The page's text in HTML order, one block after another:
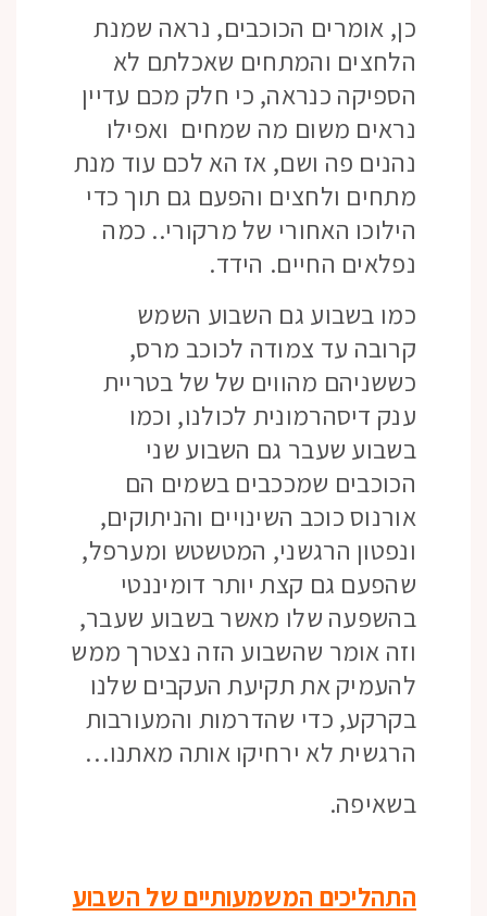
כן, אומרים הכוכבים, נראה שמנת
הלחצים והמתחים שאכלתם לא
הספיקה כנראה, כי חלק מכם עדיין
נראים משום מה שמחים ואפילו
נהנים פה ושם, אז הא לכם עוד מנת
מתחים ולחצים והפעם גם תוך כדי
הילוכו האחורי של מרקורי.. כמה
נפלאים החיים. הידד.
כמו בשבוע גם השבוע השמש
קרובה עד צמודה לכוכב מרס,
כששניהם מהווים של של בטריית
ענק דיסהרמונית לכולנו, וכמו
בשבוע שעבר גם השבוע שני
הכוכבים שמככבים בשמים הם
אורנוס כוכב השינויים והניתוקים,
ונפטון הרגשני, המטשטש ומערפל,
שהפעם גם קצת יותר דומיננטי
בהשפעה שלו מאשר בשבוע שעבר,
וזה אומר שהשבוע הזה נצטרך ממש
להעמיק את תקיעת העקבים שלנו
בקרקע, כדי שהדרמות והמעורבות
הרגשית לא ירחיקו אותה מאתנו…
בשאיפה.
התהליכים המשמעותיים של השבוע